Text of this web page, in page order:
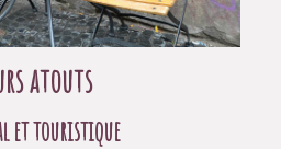
atouts
et touristique